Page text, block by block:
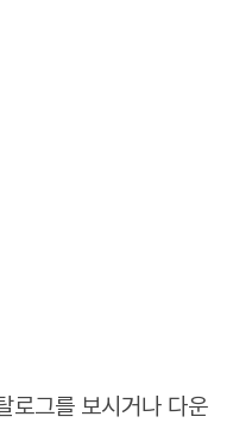
로그를 보시거나 다운